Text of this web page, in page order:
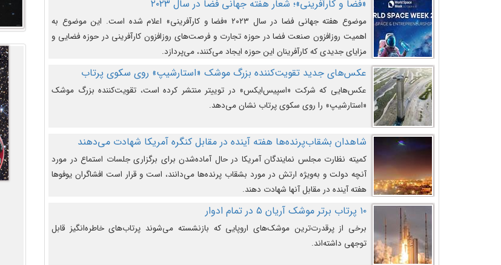
«فضا و کارآفرینی»؛ شعار هفته جهانی فضا در سال ۲۰۲۳
موضوع هفته جهانی فضا در سال ۲۰۲۳ «فضا و کارآفرینی» اعلام شده است. این موضوع به
اهمیت روزافزون صنعت فضا در حوزه تجارت و فرصت‌های روزافزون کارآفرینی در حوزه فضایی و
مزایای جدیدی که کارآفرینان این حوزه ایجاد می‌کنند، می‌پردازد.
عکس‌های جدید تقویت‌کننده بزرگ موشک «استارشیپ» روی سکوی پرتاب
عکس‌هایی که شرکت «اسپیس‌ایکس» در توییتر منتشر کرده است، تقویت‌کننده بزرگ موشک
«استارشیپ» را روی سکوی پرتاب نشان می‌دهد.
شاهدان بشقاب‌پرنده‌ها هفته آینده در مقابل کنگره آمریکا شهادت می‌دهند
کمیته نظارت مجلس نمایندگان آمریکا در حال آماده‌شدن برای برگزاری جلسات استماع در مورد
آنچه دولت و به‌ویژه ارتش در مورد بشقاب پرنده‌ها می‌دانند، است و قرار است افشاگران یوفوها
هفته آینده در مقابل آنها شهادت دهند.
۱۰ پرتاب برتر موشک آریان ۵ در تمام ادوار
برخی از پرقدرت‌ترین موشک‌های اروپایی که بازنشسته می‌شوند پرتاب‌های خاطره‌انگیز قابل
توجهی داشته‌اند.